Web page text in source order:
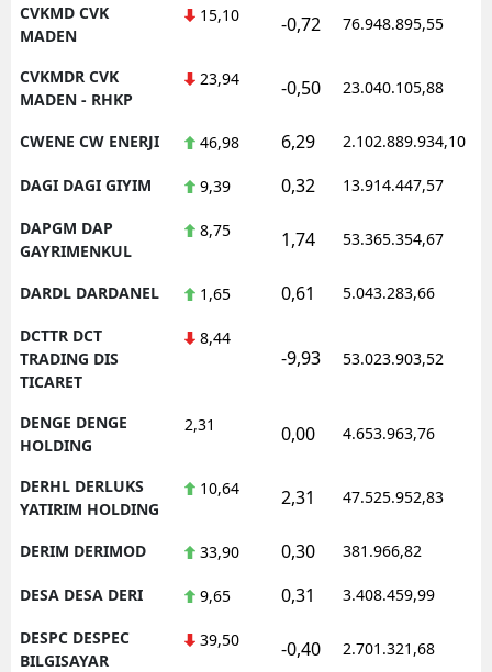
CVKMD CVK
MADEN
15,10 -0,72 76.948.895,55
CVKMDR CVK
MADEN - RHKP
23,94 -0,50 23.040.105,88
CWENE CW ENERJI 46,98 6,29 2.102.889.934,10
DAGI DAGI GIYIM 9,39 0,32 13.914.447,57
DAPGM DAP
GAYRIMENKUL
8,75 1,74 53.365.354,67
DARDL DARDANEL 1,65 0,61 5.043.283,66
DCTTR DCT
TRADING DIS
TICARET
8,44
-9,93 53.023.903,52
DENGE DENGE
HOLDING
2,31 0,00 4.653.963,76
DERHL DERLUKS
YATIRIM HOLDING
10,64 2,31 47.525.952,83
DERIM DERIMOD 33,90 0,30 381.966,82
DESA DESA DERI 9,65 0,31 3.408.459,99
DESPC DESPEC
BILGISAYAR
39,50 -0,40 2.701.321,68